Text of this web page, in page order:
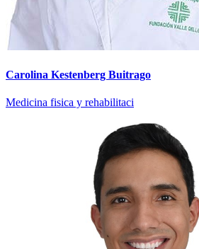
Carolina Kestenberg Buitrago
Medicina fisica y rehabilitaci